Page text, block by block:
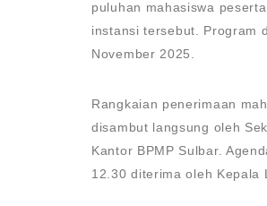
puluhan mahasiswa
instansi tersebut. Program
November 2025.
Rangkaian penerimaan
disambut langsung oleh
Kantor BPMP Sulbar.
12.30 diterima oleh Kepala